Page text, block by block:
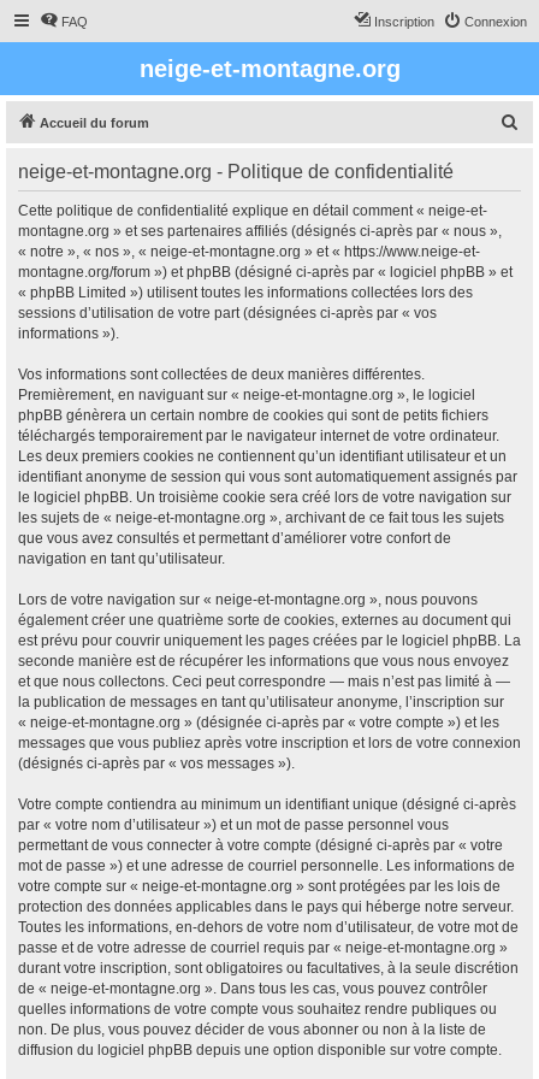
FAQ Connexion
Inscription
neige-et-montagne.org
Accueil du forum
neige-et-montagne.org - Politique de confidentialité
Cette politique de confidentialité explique en détail comment « neige-et-
montagne.org » et ses partenaires affiliés (désignés ci-après par « nous »,
« notre », « nos », « neige-et-montagne.org » et « https://www.neige-et-
montagne.org/forum ») et phpBB (désigné ci-après par « logiciel phpBB » et
« phpBB Limited ») utilisent toutes les informations collectées lors des
sessions d’utilisation de votre part (désignées ci-après par « vos
informations »).
Vos informations sont collectées de deux manières différentes.
Premièrement, en naviguant sur « neige-et-montagne.org », le logiciel
phpBB génèrera un certain nombre de cookies qui sont de petits fichiers
téléchargés temporairement par le navigateur internet de votre ordinateur.
Les deux premiers cookies ne contiennent qu’un identifiant utilisateur et un
identifiant anonyme de session qui vous sont automatiquement assignés par
le logiciel phpBB. Un troisième cookie sera créé lors de votre navigation sur
les sujets de « neige-et-montagne.org », archivant de ce fait tous les sujets
que vous avez consultés et permettant d’améliorer votre confort de
navigation en tant qu’utilisateur.
Lors de votre navigation sur « neige-et-montagne.org », nous pouvons
également créer une quatrième sorte de cookies, externes au document qui
est prévu pour couvrir uniquement les pages créées par le logiciel phpBB. La
seconde manière est de récupérer les informations que vous nous envoyez
et que nous collectons. Ceci peut correspondre — mais n’est pas limité à —
la publication de messages en tant qu’utilisateur anonyme, l’inscription sur
« neige-et-montagne.org » (désignée ci-après par « votre compte ») et les
messages que vous publiez après votre inscription et lors de votre connexion
(désignés ci-après par « vos messages »).
Votre compte contiendra au minimum un identifiant unique (désigné ci-après
par « votre nom d’utilisateur ») et un mot de passe personnel vous
permettant de vous connecter à votre compte (désigné ci-après par « votre
mot de passe ») et une adresse de courriel personnelle. Les informations de
votre compte sur « neige-et-montagne.org » sont protégées par les lois de
protection des données applicables dans le pays qui héberge notre serveur.
Toutes les informations, en-dehors de votre nom d’utilisateur, de votre mot de
passe et de votre adresse de courriel requis par « neige-et-montagne.org »
durant votre inscription, sont obligatoires ou facultatives, à la seule discrétion
de « neige-et-montagne.org ». Dans tous les cas, vous pouvez contrôler
quelles informations de votre compte vous souhaitez rendre publiques ou
non. De plus, vous pouvez décider de vous abonner ou non à la liste de
diffusion du logiciel phpBB depuis une option disponible sur votre compte.